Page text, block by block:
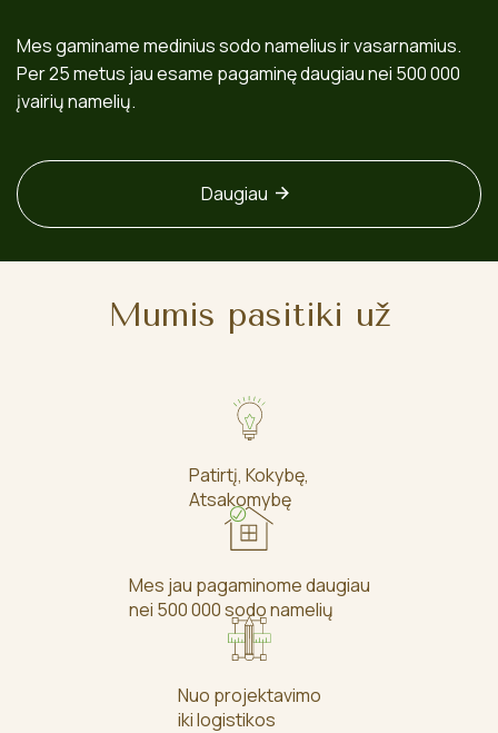
Mes gaminame medinius sodo namelius ir vasarnamius.
Per 25 metus jau esame pagaminę daugiau nei 500 000
įvairių namelių.
Daugiau
Mumis pasitiki už
Patirtį, Kokybę,
Atsakomybę
Mes jau pagaminome daugiau
nei 500 000 sodo namelių
Nuo projektavimo
iki logistikos